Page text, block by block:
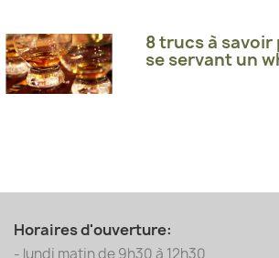
8 trucs à
se servant un
Horaires d'ouverture:
- lundi matin de 9h30 à 12h30